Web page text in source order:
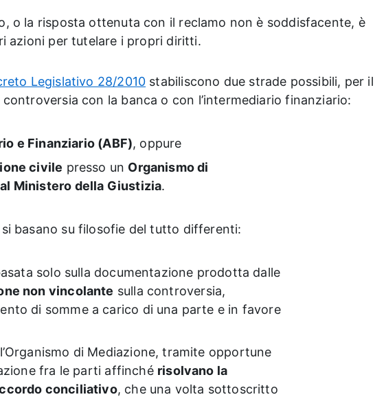
o la risposta ottenuta con il reclamo non è soddisfacente, è
azioni per tutelare i propri diritti.
Legislativo 28/2010 stabiliscono due strade possibili, per il
con la banca o con l’intermediario finanziario:
e Finanziario (ABF), oppure
civile presso un Organismo di
Ministero della Giustizia.
basano su filosofie del tutto differenti:
solo sulla documentazione prodotta dalle
non vincolante sulla controversia,
di somme a carico di una parte e in favore
di Mediazione, tramite opportune
fra le parti affinché risolvano la
conciliativo, che una volta sottoscritto